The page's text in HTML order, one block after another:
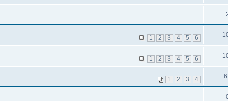
1 2 3 4 5 6
1 2 3 4 5 6
1 2 3 4